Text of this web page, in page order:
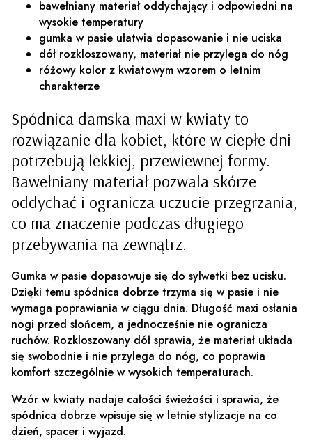
bawełniany materiał oddychający i odpowiedni na
wysokie temperatury
gumka w pasie ułatwia dopasowanie i nie uciska
dół rozkloszowany, materiał nie przylega do nóg
różowy kolor z kwiatowym wzorem o letnim
charakterze
Spódnica damska maxi w kwiaty to
rozwiązanie dla kobiet, które w ciepłe dni
potrzebują lekkiej, przewiewnej formy.
Bawełniany materiał pozwala skórze
oddychać i ogranicza uczucie przegrzania,
co ma znaczenie podczas długiego
przebywania na zewnątrz.
Gumka w pasie dopasowuje się do sylwetki bez ucisku.
Dzięki temu spódnica dobrze trzyma się w pasie i nie
wymaga poprawiania w ciągu dnia. Długość maxi osłania
nogi przed słońcem, a jednocześnie nie ogranicza
ruchów. Rozkloszowany dół sprawia, że materiał układa
się swobodnie i nie przylega do nóg, co poprawia
komfort szczególnie w wysokich temperaturach.
Wzór w kwiaty nadaje całości świeżości i sprawia, że
spódnica dobrze wpisuje się w letnie stylizacje na co
dzień, spacer i wyjazd.